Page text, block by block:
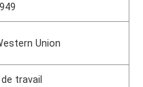
Union
travail